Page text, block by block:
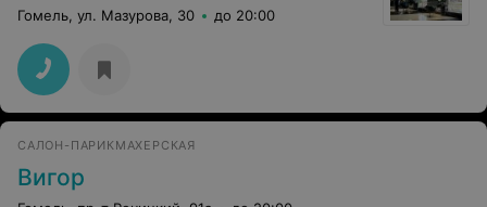
Гомель, ул. Мазурова, 30 до 20:00
САЛОН-ПАРИКМАХЕРСКАЯ
Вигор